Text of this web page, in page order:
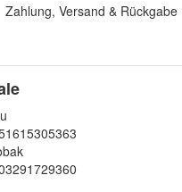
Zahlung, Versand & Rückgabe